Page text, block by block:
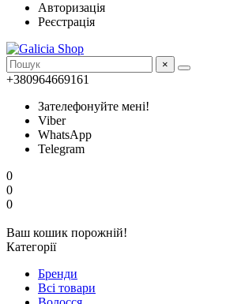
Авторизація
Реєстрація
×
+380964669161
Зателефонуйте мені!
Viber
WhatsApp
Telegram
0
0
0
Ваш кошик порожній!
Категорії
Бренди
Всі товари